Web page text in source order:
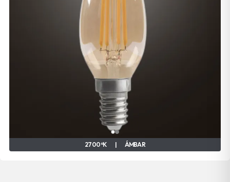
2700 ºK | ÁMBAR